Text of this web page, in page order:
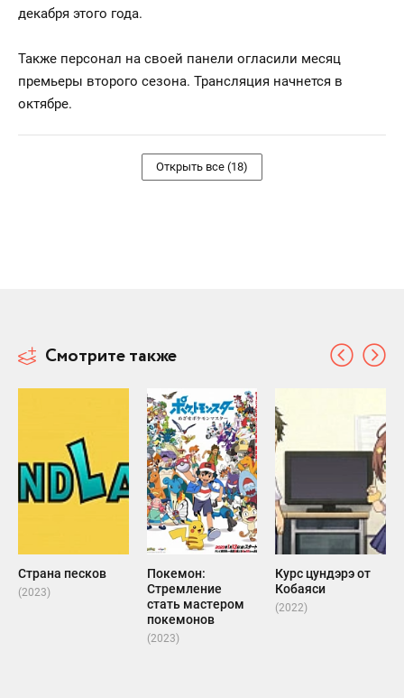
декабря этого года.
Также персонал на своей панели огласили месяц
премьеры второго сезона. Трансляция начнется в
октябре.
Открыть все (18)
Смотрите также
Страна песков
(2023)
Покемон:
Стремление
стать мастером
покемонов
(2023)
Курс цундэрэ от
Кобаяси
(2022)